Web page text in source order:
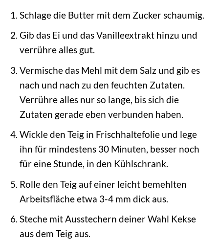
Schlage die Butter mit dem Zucker schaumig.
Gib das Ei und das Vanilleextrakt hinzu und
verrühre alles gut.
Vermische das Mehl mit dem Salz und gib es
nach und nach zu den feuchten Zutaten.
Verrühre alles nur so lange, bis sich die
Zutaten gerade eben verbunden haben.
Wickle den Teig in Frischhaltefolie und lege
ihn für mindestens 30 Minuten, besser noch
für eine Stunde, in den Kühlschrank.
Rolle den Teig auf einer leicht bemehlten
Arbeitsfläche etwa 3-4 mm dick aus.
Steche mit Ausstechern deiner Wahl Kekse
aus dem Teig aus.